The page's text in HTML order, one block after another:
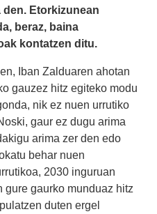
Etorkizunean
beraz, baina
kontatzen ditu.
Iban Zalduaren ahotan
gauzez hitz egiteko modu
nik ez nuen urrutiko
gaur ez dugu arima
arima zer den edo
behar nuen
2030 inguruan
gure gaurko munduaz hitz
duten ergel